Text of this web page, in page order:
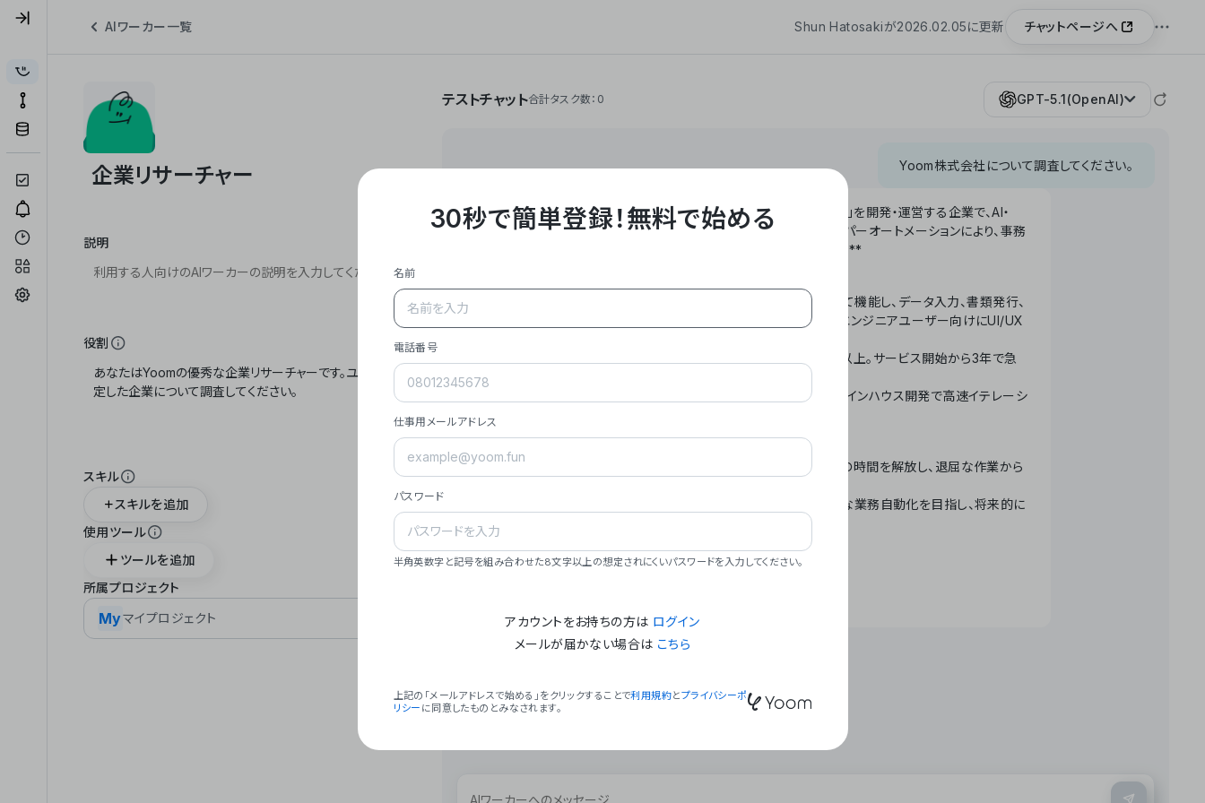
AIワーカー一覧 Shun Hatosakiが2026.02.05に更新 チャットページへ
説明
役割
スキル
スキルを追加
使用ツール
ツールを追加
所属プロジェクト
Myマイプロジェクト
テストチャット合計タスク数：0 GPT-5.1(OpenAI)
Yoom株式会社について調査してください。
**Yoom株式会社は、ビジネスオートメーションSaaS「Yoom」を開発・運営する企業で、AI・
API・RPA・OCRなどの技術をノーコードで組み合わせたハイパーオートメーションにより、事務
作業やデスクワークを自動化するサービスを提供しています。**
- **主力プロダクト「Yoom」**: SaaS連携データベースとして機能し、データ入力、書類発行、
メール対応、請求書処理、日報作成などの業務を自動化。非エンジニアユーザー向けにUI/UX
- **実績**: 国内利用社数20,000社超、直近成長率300%以上。サービス開始から3年で急
- **強み**: すべての自動化技術を1プラットフォームで完結。インハウス開発で高速イテレーシ
- **ミッション**: 「We Make Time」 – テクノロジーで人々の時間を解放し、退屈な作業から
- **ビジョン**: 「Global Business Automation」 – 世界的な業務自動化を目指し、将来的に
### 会社概要
30秒で簡単登録！無料で始める
名前
電話番号
仕事用メールアドレス
パスワード
半角英数字と記号を組み合わせた8文字以上の想定されにくいパスワードを入力してください。
アカウントをお持ちの方は ログイン
メールが届かない場合は こちら
上記の「メールアドレスで始める」をクリックすることで利用規約とプライバシーポ
リシー に同意したものとみなされます。